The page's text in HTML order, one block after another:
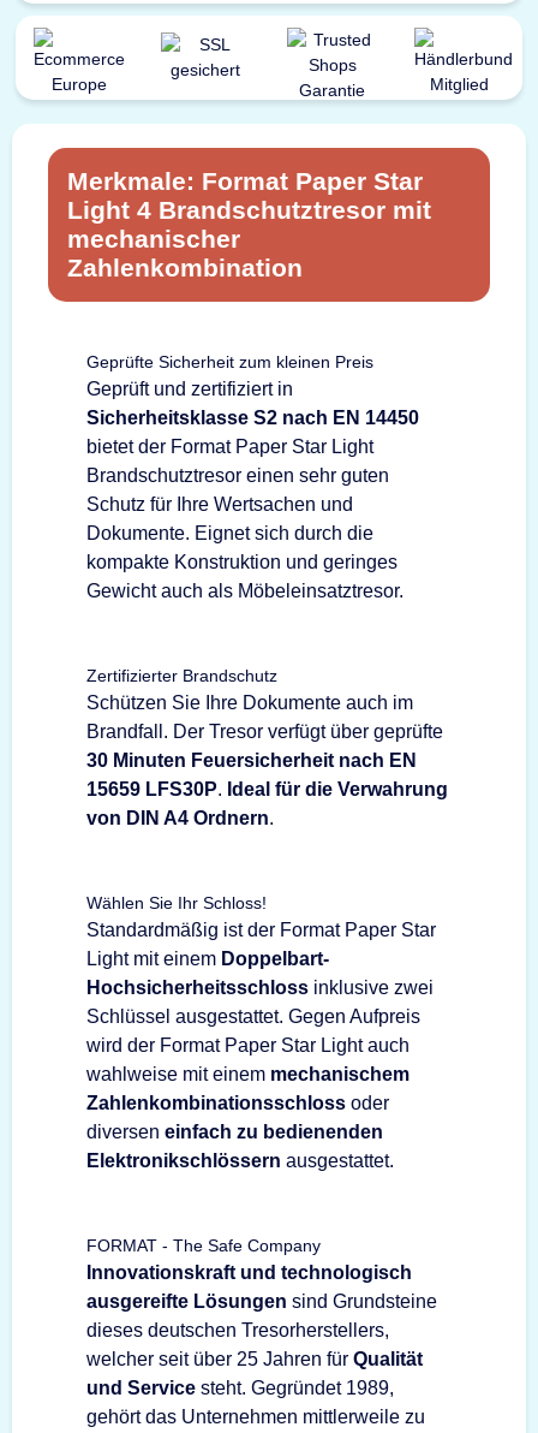
Merkmale: Format Paper Star
Light 4 Brandschutztresor mit
mechanischer
Zahlenkombination
Geprüfte Sicherheit zum kleinen Preis
Geprüft und zertifiziert in
Sicherheitsklasse S2 nach EN 14450
bietet der Format Paper Star Light
Brandschutztresor einen sehr guten
Schutz für Ihre Wertsachen und
Dokumente. Eignet sich durch die
kompakte Konstruktion und geringes
Gewicht auch als Möbeleinsatztresor.
Zertifizierter Brandschutz
Schützen Sie Ihre Dokumente auch im
Brandfall. Der Tresor verfügt über geprüfte
30 Minuten Feuersicherheit nach EN
15659 LFS30P. Ideal für die Verwahrung
von DIN A4 Ordnern.
Wählen Sie Ihr Schloss!
Standardmäßig ist der Format Paper Star
Light mit einem Doppelbart-
Hochsicherheitsschloss inklusive zwei
Schlüssel ausgestattet. Gegen Aufpreis
wird der Format Paper Star Light auch
wahlweise mit einem mechanischem
Zahlenkombinationsschloss oder
diversen einfach zu bedienenden
Elektronikschlössern ausgestattet.
FORMAT - The Safe Company
Innovationskraft und technologisch
ausgereifte Lösungen sind Grundsteine
dieses deutschen Tresorherstellers,
welcher seit über 25 Jahren für Qualität
und Service steht. Gegründet 1989,
gehört das Unternehmen mittlerweile zu